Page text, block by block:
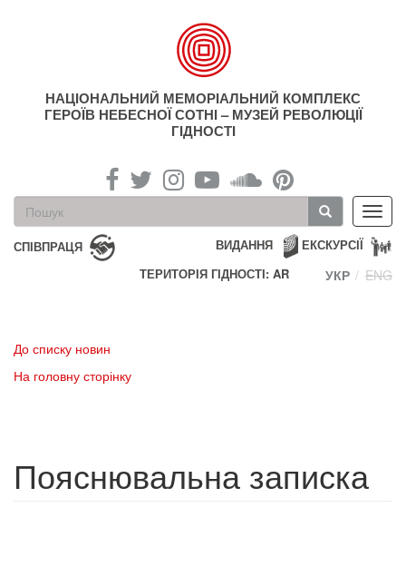
НАЦІОНАЛЬНИЙ МЕМОРІАЛЬНИЙ КОМПЛЕКС
ГЕРОЇВ НЕБЕСНОЇ СОТНІ – МУЗЕЙ РЕВОЛЮЦІЇ
ГІДНОСТІ
Пошукова
форма
Пошук
СПІВПРАЦЯ ЕКСКУРСІЇ
ВИДАННЯ
ТЕРИТОРІЯ ГІДНОСТІ: AR
УКР ENG
До списку новин
На головну сторінку
Пояснювальна записка